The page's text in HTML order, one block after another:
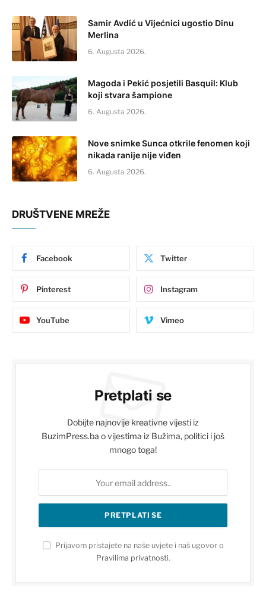
Samir Avdić u Vijećnici ugostio Dinu
Merlina
6. Augusta 2026.
Magoda i Pekić posjetili Basquil: Klub
koji stvara šampione
6. Augusta 2026.
Nove snimke Sunca otkrile fenomen koji
nikada ranije nije viđen
6. Augusta 2026.
DRUŠTVENE MREŽE
Facebook Twitter
Pinterest Instagram
YouTube Vimeo
Pretplati se
Dobijte najnovije kreativne vijesti iz
BuzimPress.ba o vijestima iz Bužima, politici i još
mnogo toga!
Prijavom pristajete na naše uvjete i naš ugovor o
Pravilima privatnosti.